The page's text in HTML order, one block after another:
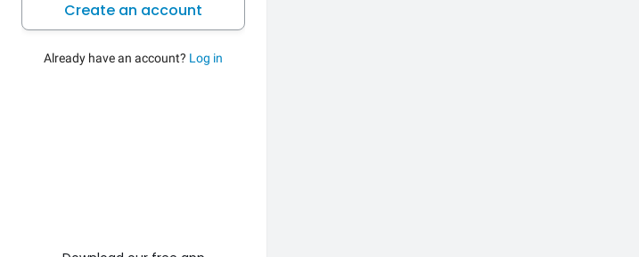
Create an account
Already have an account? Log in